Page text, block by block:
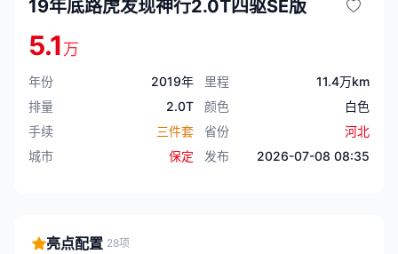
19年底路虎发现神行2.0T四驱SE版
5.1万
年份 2019年 里程
11.4万km
排量
2.0T 颜色
白色
手续
三件套 省份
河北
城市
保定 发布 2026-07-08 08:35
亮点配置 28项